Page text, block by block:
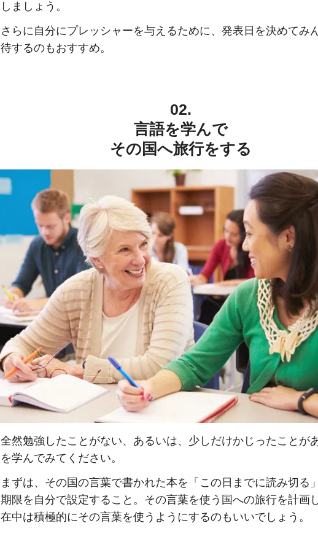
しましょう。
さらに自分にプレッシャーを与えるために、発表日を決めてみ
待するのもおすすめ。
02.
言語を学んで
その国へ旅行をする
全然勉強したことがない、あるいは、少しだけかじったことが
を学んでみてください。
まずは、その国の言葉で書かれた本を「この日までに読み切る
期限を自分で設定すること。その言葉を使う国への旅行を計画
在中は積極的にその言葉を使うようにするのもいいでしょう。